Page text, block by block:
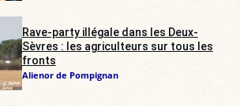
Rave-party illégale dans les Deux-
Sèvres : les agriculteurs sur tous les
fronts
Alienor de Pompignan